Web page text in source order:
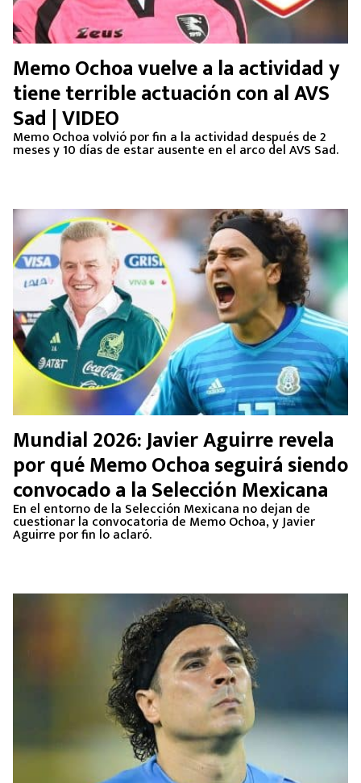
Memo Ochoa vuelve a la actividad y
tiene terrible actuación con al AVS
Sad | VIDEO
Memo Ochoa volvió por fin a la actividad después de 2
meses y 10 días de estar ausente en el arco del AVS Sad.
Mundial 2026: Javier Aguirre revela
por qué Memo Ochoa seguirá siendo
convocado a la Selección Mexicana
En el entorno de la Selección Mexicana no dejan de
cuestionar la convocatoria de Memo Ochoa, y Javier
Aguirre por fin lo aclaró.